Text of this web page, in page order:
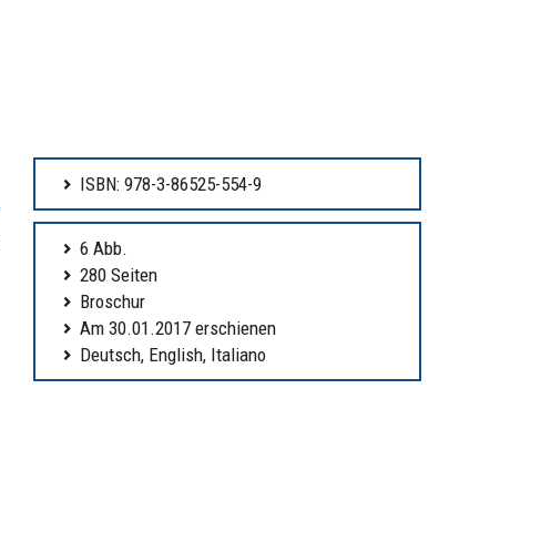
ISBN: 978-3-86525-554-9
6 Abb.
280 Seiten
Broschur
Am 30.01.2017 erschienen
Deutsch, English, Italiano